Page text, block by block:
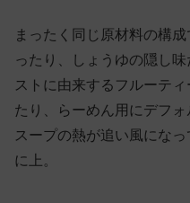
まったく同じ原材料の構
ったり、しょうゆの隠し
ストに由来するフルーテ
たり、らーめん用にデフォ
スープの熱が追い風にな
に上。